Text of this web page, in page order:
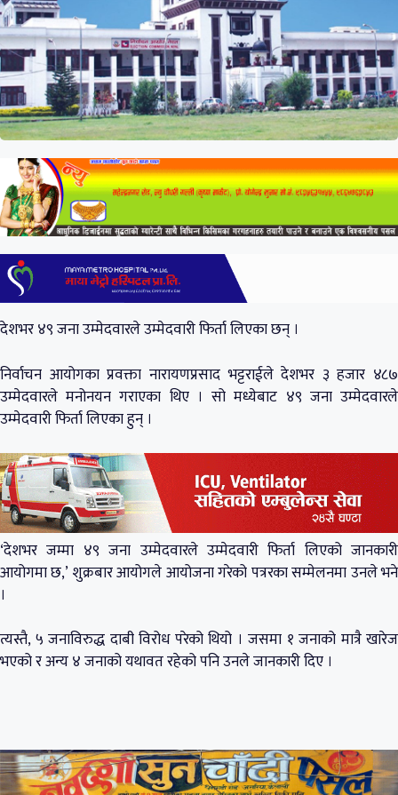
देशभर ४९ जना उम्मेदवारले उम्मेदवारी फिर्ता लिएका छन् ।
निर्वाचन आयोगका प्रवक्ता नारायणप्रसाद भट्टराईले देशभर ३ हजार ४८७
उम्मेदवारले मनोनयन गराएका थिए । सो मध्येबाट ४९ जना उम्मेदवारले
उम्मेदवारी फिर्ता लिएका हुन् ।
‘देशभर जम्मा ४९ जना उम्मेदवारले उम्मेदवारी फिर्ता लिएको जानकारी
आयोगमा छ,’ शुक्रबार आयोगले आयोजना गरेको पत्ररका सम्मेलनमा उनले भने
।
त्यस्तै, ५ जनाविरुद्ध दाबी विरोध परेको थियो । जसमा १ जनाको मात्रै खारेज
भएको र अन्य ४ जनाको यथावत रहेको पनि उनले जानकारी दिए ।